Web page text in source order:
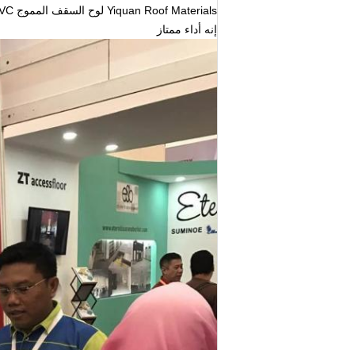
Yiquan Roof Materials لوح السقف المموج PVC ، بلاط السقف العازل للحرارة أصبح أكثر شيوعًا في العالم منذ ذلك الحين
إنه أداء ممتاز